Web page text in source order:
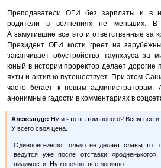
Преподаватели ОГИ без зарплаты и в
родители в волнениях не меньших. В
А замутившие все это и ответственные за
Президент ОГИ кости греет на
заканчивает обустройство таунхауса
юный в истории проректор делает дорогие
яхты и активно путешествует. При этом
часто бегает к новым
анонимные гадости в комментариях в
Александр: Ну и что в этом нового? Всем все и
У всего своя цена.
Одинцово-инфо только не делает славы тот
ведутся уже после отставки
видимости. Ну конечно, все логично.